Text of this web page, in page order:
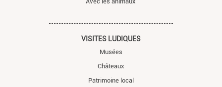
VISITES LUDIQUES
Musées
Châteaux
Patrimoine local